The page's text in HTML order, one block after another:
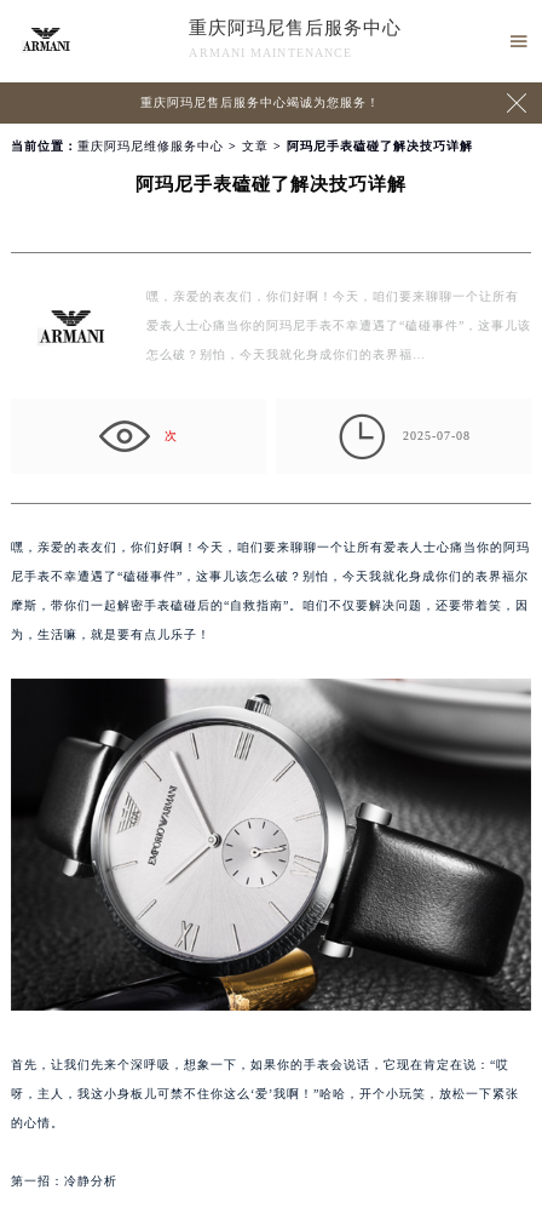
重庆阿玛尼售后服务中心
ARMANI MAINTENANCE

重庆阿玛尼售后服务中心竭诚为您服务！ 
当前位置： 重庆阿玛尼维修服务中心 > 文章 > 阿玛尼手表磕碰了解决技巧详解
阿玛尼手表磕碰了解决技巧详解
嘿，亲爱的表友们，你们好啊！今天，咱们要来聊聊一个让所有
爱表人士心痛当你的阿玛尼手表不幸遭遇了“磕碰事件”，这事儿该
怎么破？别怕，今天我就化身成你们的表界福…
次  2025-07-08
嘿，亲爱的表友们，你们好啊！今天，咱们要来聊聊一个让所有爱表人士心痛当你的阿玛
尼手表不幸遭遇了“磕碰事件”，这事儿该怎么破？别怕，今天我就化身成你们的表界福尔
摩斯，带你们一起解密手表磕碰后的“自救指南”。咱们不仅要解决问题，还要带着笑，因
为，生活嘛，就是要有点儿乐子！
首先，让我们先来个深呼吸，想象一下，如果你的手表会说话，它现在肯定在说：“哎
呀，主人，我这小身板儿可禁不住你这么‘爱’我啊！”哈哈，开个小玩笑，放松一下紧张
的心情。
第一招：冷静分析